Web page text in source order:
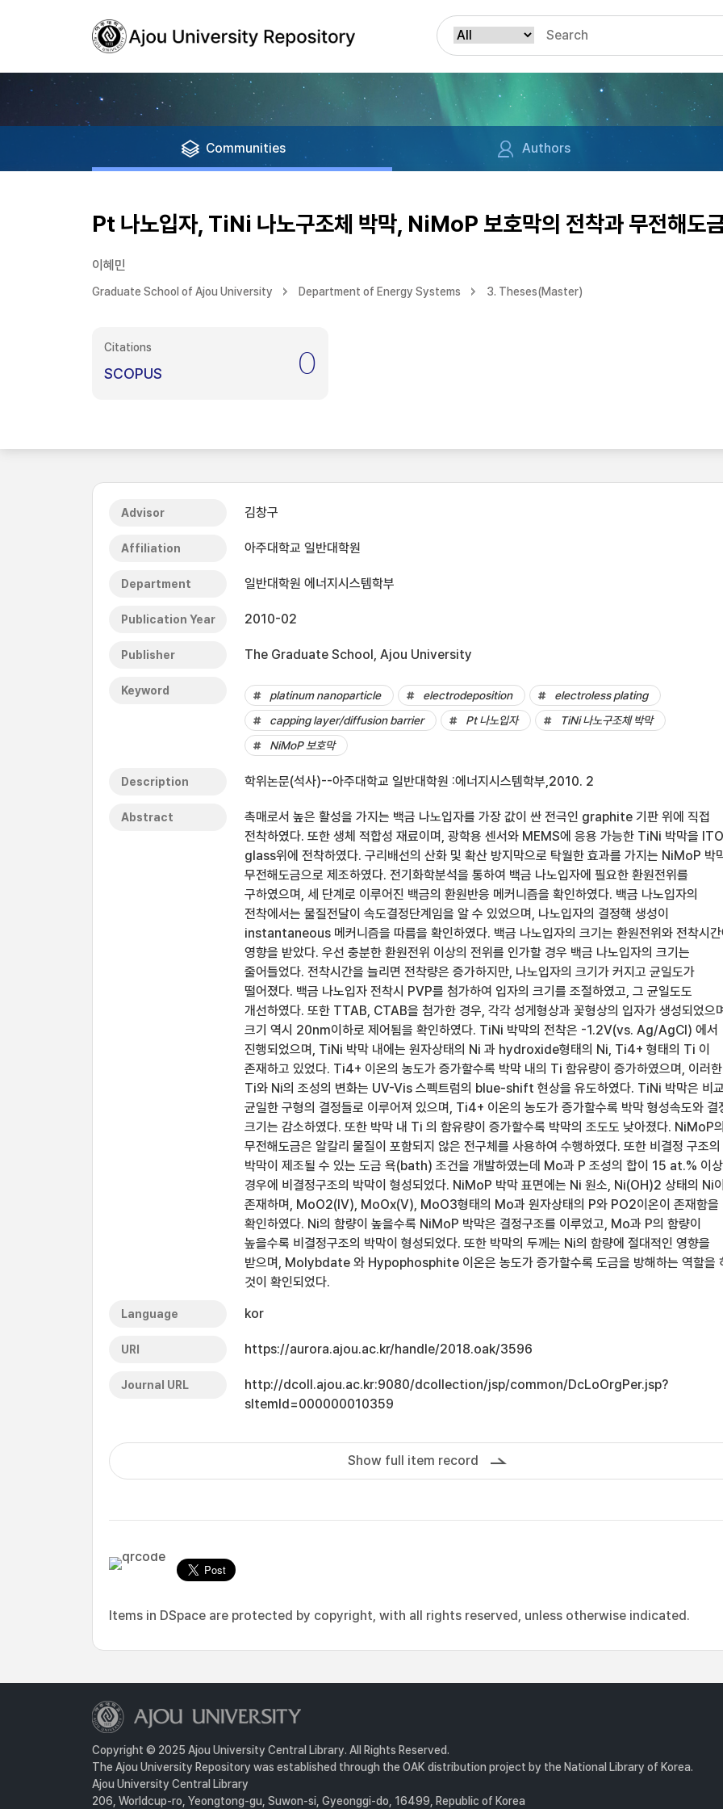
Communities Authors
Pt 나노입자, TiNi 나노구조체 박막, NiMoP 보호막의 전착과 무전해도
이혜민
Graduate School of Ajou University Department of Energy Systems 3. Theses(Master)
Citations
SCOPUS 0
Advisor 김창구
Affiliation 아주대학교 일반대학원
Department 일반대학원 에너지시스템학부
Publication Year 2010-02
Publisher The Graduate School, Ajou University
Keyword platinum nanoparticle electrodeposition
electroless plating
capping layer/diffusion barrier
Pt 나노입자
TiNi 나노구조체 박막
NiMoP 보호막
Description 학위논문(석사)--아주대학교 일반대학원 :에너지시스템학부,2010. 2
Abstract
촉매로서 높은 활성을 가지는 백금 나노입자를 가장 값이 싼 전극인 graphite 기판 위에 직접
전착하였다. 또한 생체 적합성 재료이며, 광학용 센서와 MEMS에 응용 가능한 TiNi 박막을 ITO
glass위에 전착하였다. 구리배선의 산화 및 확산 방지막으로 탁월한 효과를 가지는 NiMoP 박
무전해도금으로 제조하였다. 전기화학분석을 통하여 백금 나노입자에 필요한 환원전위를
구하였으며, 세 단계로 이루어진 백금의 환원반응 메커니즘을 확인하였다. 백금 나노입자의
전착에서는 물질전달이 속도결정단계임을 알 수 있었으며, 나노입자의 결정핵 생성이
instantaneous 메커니즘을 따름을 확인하였다. 백금 나노입자의 크기는 환원전위와 전착시간
영향을 받았다. 우선 충분한 환원전위 이상의 전위를 인가할 경우 백금 나노입자의 크기는
줄어들었다. 전착시간을 늘리면 전착량은 증가하지만, 나노입자의 크기가 커지고 균일도가
떨어졌다. 백금 나노입자 전착시 PVP를 첨가하여 입자의 크기를 조절하였고, 그 균일도도
개선하였다. 또한 TTAB, CTAB을 첨가한 경우, 각각 성게형상과 꽃형상의 입자가 생성되었으
크기 역시 20nm이하로 제어됨을 확인하였다. TiNi 박막의 전착은 -1.2V(vs. Ag/AgCl) 에서
진행되었으며, TiNi 박막 내에는 원자상태의 Ni 과 hydroxide형태의 Ni, Ti4+ 형태의 Ti 이
존재하고 있었다. Ti4+ 이온의 농도가 증가할수록 박막 내의 Ti 함유량이 증가하였으며, 이러한
Ti와 Ni의 조성의 변화는 UV-Vis 스펙트럼의 blue-shift 현상을 유도하였다. TiNi 박막은 비
균일한 구형의 결정들로 이루어져 있으며, Ti4+ 이온의 농도가 증가할수록 박막 형성속도와 결
크기는 감소하였다. 또한 박막 내 Ti 의 함유량이 증가할수록 박막의 조도도 낮아졌다. NiMoP의
무전해도금은 알칼리 물질이 포함되지 않은 전구체를 사용하여 수행하였다. 또한 비결정 구조의
박막이 제조될 수 있는 도금 욕(bath) 조건을 개발하였는데 Mo과 P 조성의 합이 15 at.% 이
경우에 비결정구조의 박막이 형성되었다. NiMoP 박막 표면에는 Ni 원소, Ni(OH)2 상태의 Ni이
존재하며, MoO2(IV), MoOx(V), MoO3형태의 Mo과 원자상태의 P와 PO2이온이 존재함을
확인하였다. Ni의 함량이 높을수록 NiMoP 박막은 결정구조를 이루었고, Mo과 P의 함량이
높을수록 비결정구조의 박막이 형성되었다. 또한 박막의 두께는 Ni의 함량에 절대적인 영향을
받으며, Molybdate 와 Hypophosphite 이온은 농도가 증가할수록 도금을 방해하는 역할을
것이 확인되었다.
Language kor
URI https://aurora.ajou.ac.kr/handle/2018.oak/3596
Journal URL
http://dcoll.ajou.ac.kr:9080/dcollection/jsp/common/DcLoOrgPer.jsp?
sItemId=000000010359
Show full item record
Items in DSpace are protected by copyright, with all rights reserved, unless otherwise indicated.
Copyright © 2025 Ajou University Central Library. All Rights Reserved.
The Ajou University Repository was established through the OAK distribution project by the National Library of Korea.
Ajou University Central Library
206, Worldcup-ro, Yeongtong-gu, Suwon-si, Gyeonggi-do, 16499, Republic of Korea